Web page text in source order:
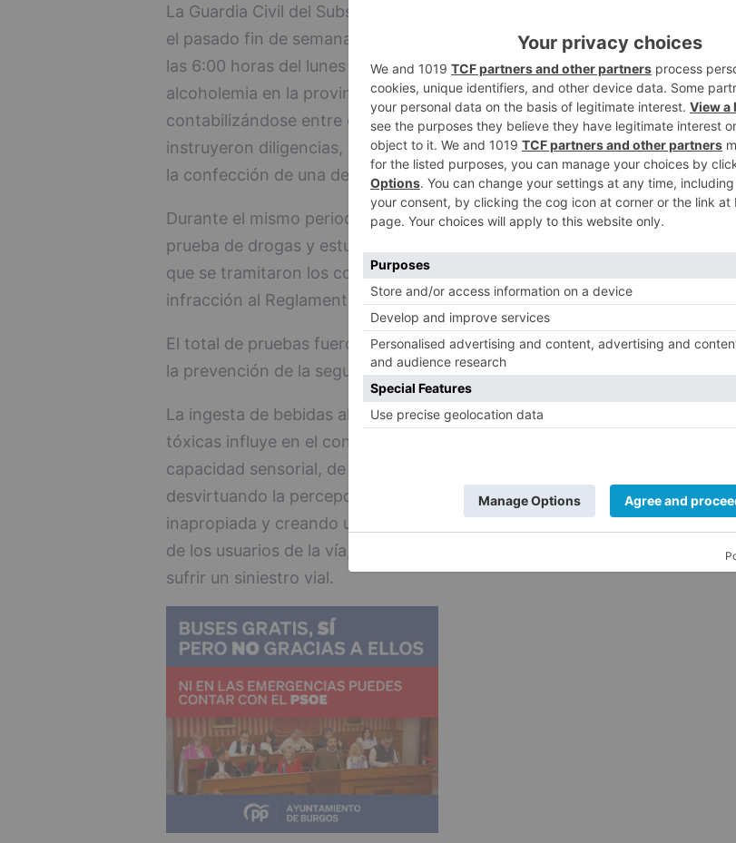
La Guardia Civil del Subsector de Tráfico de Burgos ha realizado, durante
el pasado fin de semana, entre las 17:00 horas del viernes 14 de enero y
las 6:00 horas del lunes 17 de enero de 2022, un total de 662 pruebas de
alcoholemia en la provincia de las que 2 resultaron positivas
contabilizándose entre ellas 1 delito contra la Seguridad Vial por el que se
instruyeron diligencias, en tanto que el otro positivo restante se saldó con
la confección de una denuncia administrativa.
Durante el mismo periodo de tiempo, 13 conductores han realizado la
prueba de drogas y estupefacientes, resultando 4 casos positivos, por los
que se tramitaron los correspondientes boletines de denuncia por
infracción al Reglamento General de Circulación.
El total de pruebas fueron realizadas en controles dispuestos en orden a
la prevención de la seguridad vial.
La ingesta de bebidas alcohólicas así como la de drogas y sustancias
tóxicas influye en el conductor de un vehículo con la disminución de la
capacidad sensorial, de reflejos y de atención en la conducción,
desvirtuando la percepción de la realidad, determinando una conducción
inapropiada y creando un concreto peligro para la vida propia y del resto
de los usuarios de la vía, aumentando exponencialmente la posibilidad de
sufrir un siniestro vial.